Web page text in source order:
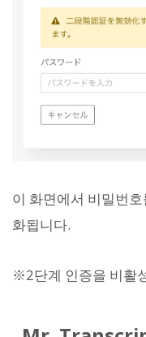
이 화면에서 비밀번
화됩니다.
※2단계 인증을 비활